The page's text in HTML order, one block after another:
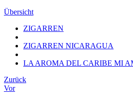
Übersicht
ZIGARREN
ZIGARREN NICARAGUA
LA AROMA DEL CARIBE MI
Zurück
Vor